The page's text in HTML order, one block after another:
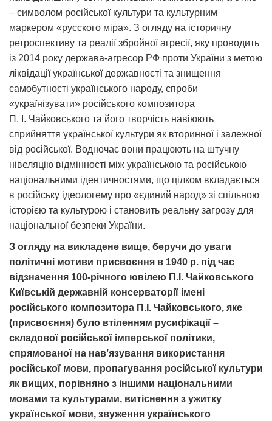
– символом російської культури та культурним
маркером «русского міра». З огляду на історичну
ретроспективу та реалії збройної агресії, яку проводить
із 2014 року держава-агресор РФ проти України з метою
ліквідації української державності та знищення
самобутності українського народу, спроби
«українізувати» російського композитора
П. І. Чайковського та його творчість навіюють
сприйняття української культури як вторинної і залежної
від російської. Водночас вони працюють на штучну
нівеляцію відмінності між українською та російською
національними ідентичностями, що цілком вкладається
в російську ідеологему про «єдиний народ» зі спільною
історією та культурою і становить реальну загрозу для
національної безпеки України.
З огляду на викладене вище, беручи до уваги
політичні мотиви присвоєння в 1940 р. під час
відзначення 100-річного ювілею П.І. Чайковського
Київській державній консерваторії імені
російського композитора П.І. Чайковського, яке
(присвоєння) було втіленням русифікації –
складової російської імперської політики,
спрямованої на нав’язування використання
російської мови, пропагування російської культури
як вищих, порівняно з іншими національними
мовами та культурами, витіснення з ужитку
української мови, звуження українського